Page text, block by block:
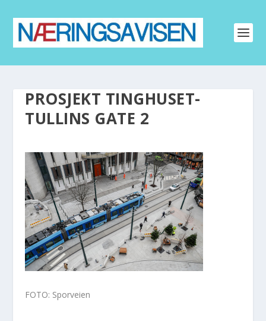
PROSJEKT TINGHUSET-
TULLINS GATE 2
FOTO: Sporveien